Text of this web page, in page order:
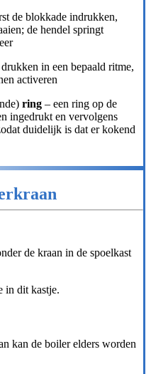
de blokkade indrukken,
de hendel springt
in een bepaald ritme,
activeren
ring – een ring op de
ingedrukt en vervolgens
duidelijk is dat er kokend
de kraan in de spoelkast
in dit kastje.
kan de boiler elders worden